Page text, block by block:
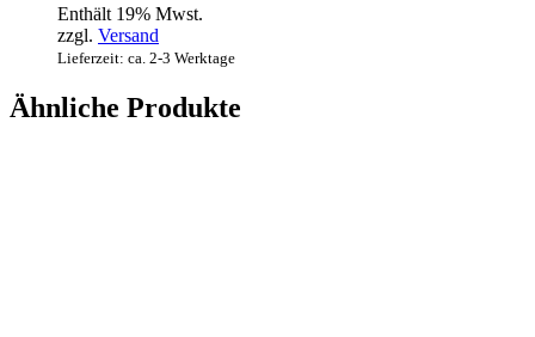
Enthält 19% Mwst.
zzgl. Versand
Lieferzeit: ca. 2-3 Werktage
Ähnliche Produkte